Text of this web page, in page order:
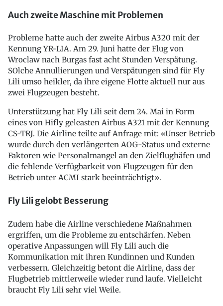
Auch zweite Maschine mit Problemen
Probleme hatte auch der zweite Airbus A320 mit der
Kennung YR-LIA. Am 29. Juni hatte der Flug von
Wroclaw nach Burgas fast acht Stunden Verspätung.
SOlche Annullierungen und Verspätungen sind für Fly
Lili umso heikler, da ihre eigene Flotte aktuell nur aus
zwei Flugzeugen besteht.
Unterstützung hat Fly Lili seit dem 24. Mai in Form
eines von Hifly geleasten Airbus A321 mit der Kennung
CS-TRJ. Die Airline teilte auf Anfrage mit: «Unser Betrieb
wurde durch den verlängerten AOG-Status und externe
Faktoren wie Personalmangel an den Zielflughäfen und
die fehlende Verfügbarkeit von Flugzeugen für den
Betrieb unter ACMI stark beeinträchtigt».
Fly Lili gelobt Besserung
Zudem habe die Airline verschiedene Maßnahmen
ergriffen, um die Probleme zu entschärfen. Neben
operative Anpassungen will Fly Lili auch die
Kommunikation mit ihren Kundinnen und Kunden
verbessern. Gleichzeitig betont die Airline, dass der
Flugbetrieb mittlerweile wieder rund laufe. Vielleicht
braucht Fly Lili sehr viel Weile.